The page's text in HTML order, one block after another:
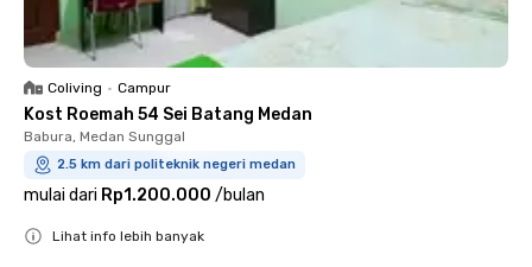
Coliving • Campur
Kost Roemah 54 Sei Batang Medan
Babura, Medan Sunggal
2.5 km dari politeknik negeri medan
mulai dari Rp1.200.000 /bulan
Lihat info lebih banyak